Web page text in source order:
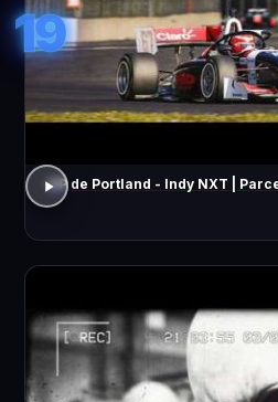
19
GP de Portland - Indy NXT |